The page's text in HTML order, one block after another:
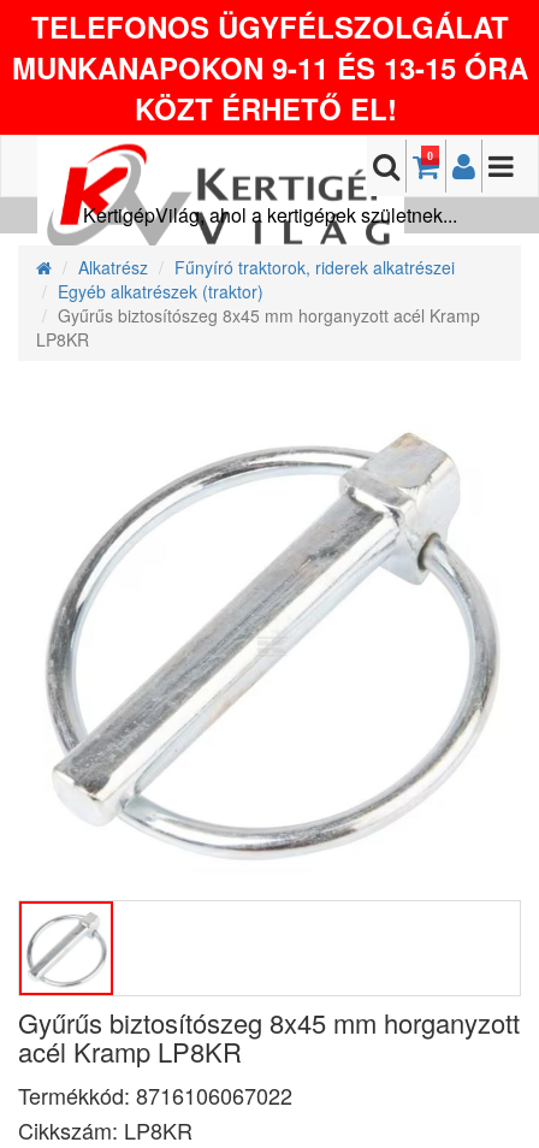
TELEFONOS ÜGYFÉLSZOLGÁLAT
MUNKANAPOKON 9-11 ÉS 13-15 ÓRA
KÖZT ÉRHETŐ EL!
0
KertigépVilág, ahol a kertigépek születnek...
Alkatrész
Fűnyíró traktorok, riderek alkatrészei
Egyéb alkatrészek (traktor)
Gyűrűs biztosítószeg 8x45 mm horganyzott acél Kramp
LP8KR
Gyűrűs biztosítószeg 8x45 mm horganyzott
acél Kramp LP8KR
Termékkód: 8716106067022
Cikkszám: LP8KR